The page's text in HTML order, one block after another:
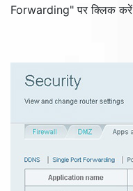
Forwarding" पर क्लिक करें